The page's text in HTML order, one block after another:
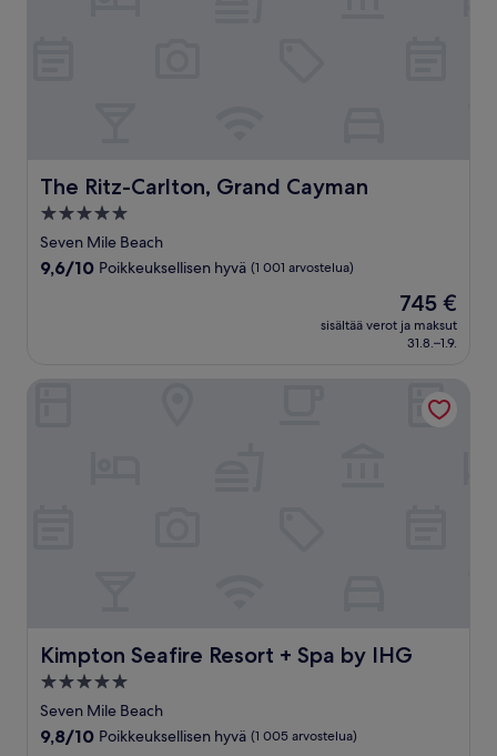
The Ritz-Carlton, Grand Cayman
The Ritz-Carlton, Grand Cayman
5.0
tähden
majoituspaikka
Seven Mile Beach
9.6
arvostelua)
9,6/10 Poikkeuksellisen hyvä (1 001 arvostelua)
Hinta
on
745 €
745 €
sisältää verot ja maksut
31.8.–1.9.
Kimpton Seafire Resort + Spa by IHG
Kimpton Seafire Resort + Spa by IHG
5.0
tähden
majoituspaikka
Seven Mile Beach
9.8
9,8/10 Poikkeuksellisen hyvä (1 005 arvostelua)